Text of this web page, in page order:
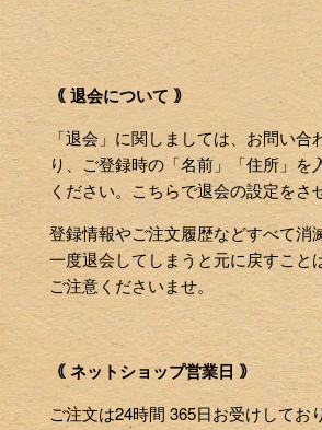
｟ 退会について ｠
「退会」に関しましては、お問い合
り、ご登録時の「名前」「住所」を
ください。こちらで退会の設定をさ
登録情報やご注文履歴などすべて消
一度退会してしまうと元に戻すこと
ご注意くださいませ。
｟ ネットショップ営業日 ｠
ご注文は24時間 365日お受けしてお